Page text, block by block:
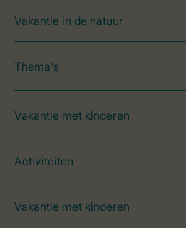
Vakantie in de natuur
Thema's
Vakantie met kinderen
Activiteiten
Vakantie met kinderen